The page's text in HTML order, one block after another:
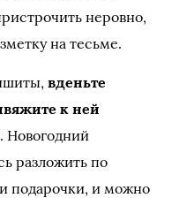
неровно,
на тесьме.
вденьте
к ней
. Новогодний
разложить по
подарочки, и можно